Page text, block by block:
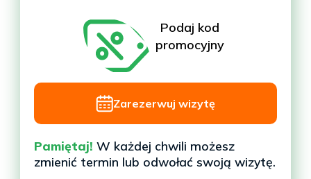
Zamów zestaw do domu
Podaj kod
promocyjny
Zarezerwuj wizytę
Pamiętaj! W każdej chwili możesz
zmienić termin lub odwołać swoją wizytę.